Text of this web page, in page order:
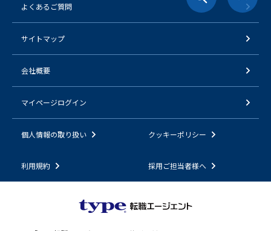
よくあるご質問
サイトマップ
会社概要
マイページログイン
個人情報の取り扱い クッキーポリシー
利用規約 採用ご担当者様へ